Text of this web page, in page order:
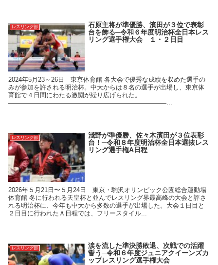
レスリング部
石原主将が準優勝、濱田が３位で表彰
台を飾る─令和６年度明治杯全日本レス
リング選手権大会 １・２日目
2024年5月23～26日 東京体育館 各大会で優秀な成績を収めた選手の
みが参加を許される明治杯。中大からは８名の選手が出場し、東京体
育館で４日間にわたる激闘が繰り広げられた。
―――――――――――――――――――――――――...
レスリング部
淺野が準優勝、佐々木濱田が３位表彰
台！─令和８年度明治杯全日本選抜レス
リング選手権A日程
2026年５月21日〜５月24日 東京・駒沢オリンピック公園総合運動場
体育館 冬に行われる天皇杯と並んでレスリング界最高峰の大会と評さ
れる明治杯に、今年も中大から多数の選手が出場した。大会１日目と
２日目に行われたＡ日程では、フリースタイル...
レスリング部
涙を流した準決勝敗退、次戦での活躍
誓う─令和６年度ジュニアクイーンズカ
ップレスリング選手権大会